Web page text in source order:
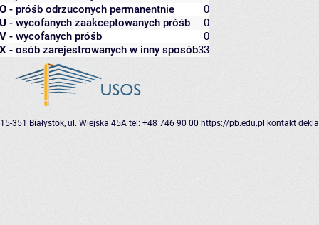
O - próśb odrzuconych permanentnie
0
U - wycofanych zaakceptowanych próśb
0
V - wycofanych próśb
0
X - osób zarejestrowanych w inny sposób33
15-351 Białystok, ul. Wiejska 45A tel: +48 746 90 00 https://pb.edu.pl kontakt